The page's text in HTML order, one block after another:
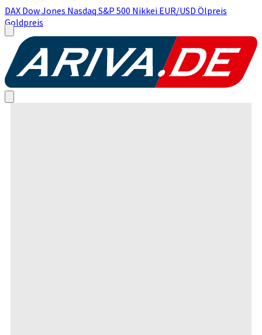
DAX Dow Jones Nasdaq S&P 500 Nikkei EUR/USD Ölpreis
Goldpreis